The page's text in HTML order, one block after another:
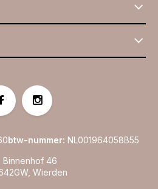
Binnenhof 46
Wierden
btw-nummer: NL001964058B55